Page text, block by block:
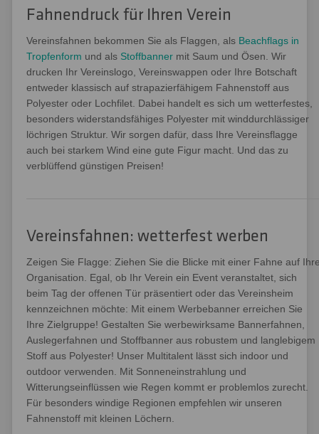
Fahnendruck für Ihren Verein
Vereinsfahnen bekommen Sie als Flaggen, als Beachflags in
Tropfenform und als Stoffbanner mit Saum und Ösen. Wir
drucken Ihr Vereinslogo, Vereinswappen oder Ihre Botschaft
entweder klassisch auf strapazierfähigem Fahnenstoff aus
Polyester oder Lochfilet. Dabei handelt es sich um wetterfestes,
besonders widerstandsfähiges Polyester mit winddurchlässiger
löchrigen Struktur. Wir sorgen dafür, dass Ihre Vereinsflagge
auch bei starkem Wind eine gute Figur macht. Und das zu
verblüffend günstigen Preisen!
Vereinsfahnen: wetterfest werben
Zeigen Sie Flagge: Ziehen Sie die Blicke mit einer Fahne auf
Organisation. Egal, ob Ihr Verein ein Event veranstaltet, sich
beim Tag der offenen Tür präsentiert oder das Vereinsheim
kennzeichnen möchte: Mit einem Werbebanner erreichen Sie
Ihre Zielgruppe! Gestalten Sie werbewirksame Bannerfahnen,
Auslegerfahnen und Stoffbanner aus robustem und langlebigem
Stoff aus Polyester! Unser Multitalent lässt sich indoor und
outdoor verwenden. Mit Sonneneinstrahlung und
Witterungseinflüssen wie Regen kommt er problemlos zurecht.
Für besonders windige Regionen empfehlen wir unseren
Fahnenstoff mit kleinen Löchern.